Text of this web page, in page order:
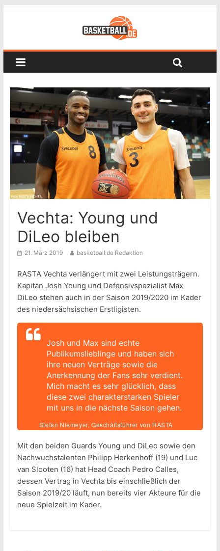
Vechta: Young und
DiLeo bleiben
21. März 2019 basketball.de Redaktion
RASTA Vechta verlängert mit zwei Leistungsträgern.
Kapitän Josh Young und Defensivspezialist Max
DiLeo stehen auch in der Saison 2019/2020 im Kader
des niedersächsischen Erstligisten.
Josh und Max sind echte
Publikumslieblinge und haben sich
ihre neuen Verträge sowie die
Anerkennung der Fans sehr verdient.
Mich macht es sehr glücklich, dass
diese zwei charakterstarken Spieler
mit uns in die nächste Saison gehen.
Stefan Niemeyer, Geschäftsführer von RASTA
Vechta
Mit den beiden Guards Young und DiLeo sowie den
Nachwuchstalenten Philipp Herkenhoff (19) und Luc
van Slooten (16) hat Head Coach Pedro Calles,
dessen Vertrag in Vechta bis einschließlich der
Saison 2019/20 läuft, nun bereits vier Akteure für die
neue Spielzeit im Kader.